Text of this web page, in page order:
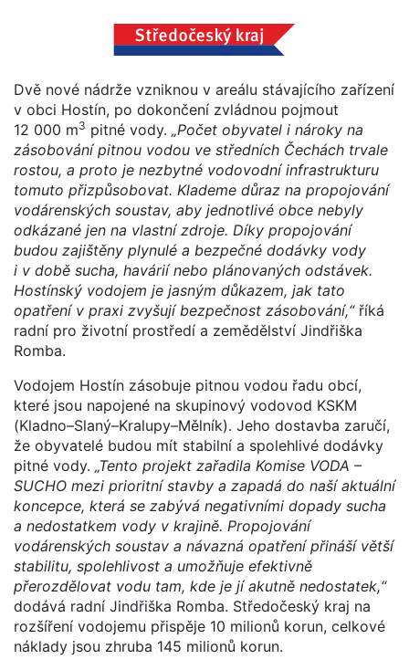
Dvě nové nádrže vzniknou v areálu stávajícího zařízení
v obci Hostín, po dokončení zvládnou pojmout
12 000 m3 pitné vody. „Počet obyvatel i nároky na
zásobování pitnou vodou ve středních Čechách trvale
rostou, a proto je nezbytné vodovodní infrastrukturu
tomuto přizpůsobovat. Klademe důraz na propojování
vodárenských soustav, aby jednotlivé obce nebyly
odkázané jen na vlastní zdroje. Díky propojování
budou zajištěny plynulé a bezpečné dodávky vody
i v době sucha, havárií nebo plánovaných odstávek.
Hostínský vodojem je jasným důkazem, jak tato
opatření v praxi zvyšují bezpečnost zásobování,“říká
radní pro životní prostředí a zemědělství Jindřiška
Romba.
Vodojem Hostín zásobuje pitnou vodou řadu obcí,
které jsou napojené na skupinový vodovod KSKM
(Kladno–Slaný–Kralupy–Mělník). Jeho dostavba zaručí,
že obyvatelé budou mít stabilní a spolehlivé dodávky
pitné vody. „Tento projekt zařadila Komise VODA –
SUCHO mezi prioritní stavby a zapadá do naší aktuální
koncepce, která se zabývá negativními dopady sucha
a nedostatkem vody v krajině. Propojování
vodárenských soustav a návazná opatření přináší větší
stabilitu, spolehlivost a umožňuje efektivně
přerozdělovat vodu tam, kde je jí akutně nedostatek,“
dodává radní Jindřiška Romba. Středočeský kraj na
rozšíření vodojemu přispěje 10 milionů korun, celkové
náklady jsou zhruba 145 milionů korun.